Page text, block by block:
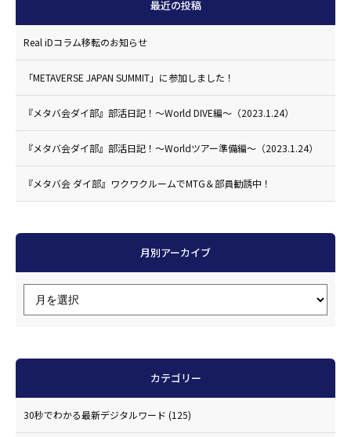
最近の投稿
Real iDコラム移転のお知らせ
「METAVERSE JAPAN SUMMIT」に参加しました！
『メタバ会ダイ部』部活日記！〜World DIVE編〜（2023.1.24）
『メタバ会ダイ部』部活日記！〜Worldツアー準備編〜（2023.1.24）
『メタバ会 ダイ部』ワクワクルームでMTG＆部員勧誘中！
月別アーカイブ
カテゴリー
30秒でわかる最新デジタルワード (125)